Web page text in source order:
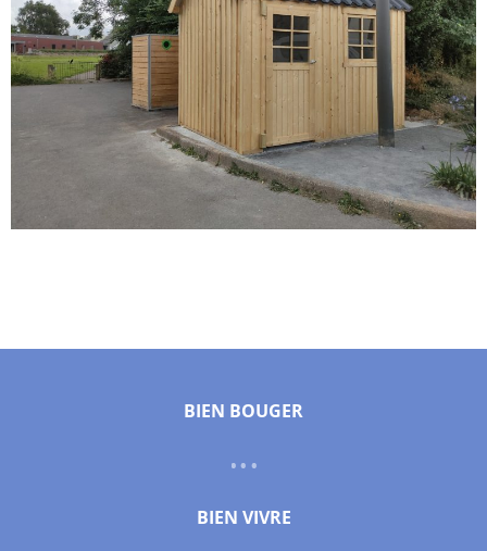
BIEN BOUGER
BIEN VIVRE